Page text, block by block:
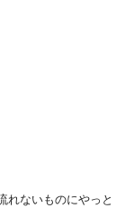
れないものにやっと